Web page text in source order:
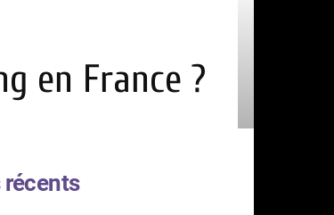
en France ?